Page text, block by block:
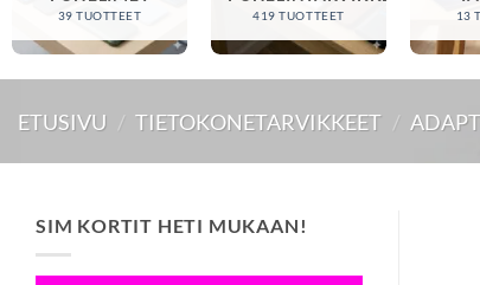
39 TUOTTEET 419 TUOTTEET 13
ETUSIVU / TIETOKONETARVIKKEET /
SIM KORTIT HETI MUKAAN!